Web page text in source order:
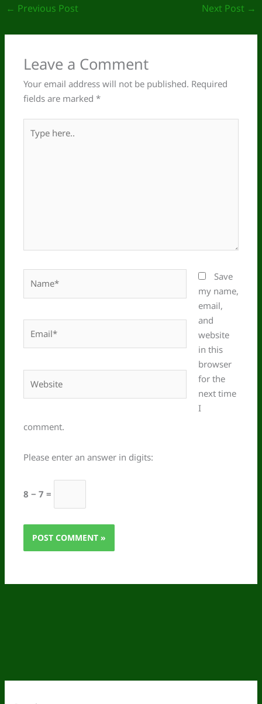
← Previous Post Next Post →
Leave a Comment
Your email address will not be published. Required
fields are marked*
here..
Save
my name,
email,
and
website
in this
browser
for the
next time
I
comment.
Please enter an answer in digits:
8 − 7 =